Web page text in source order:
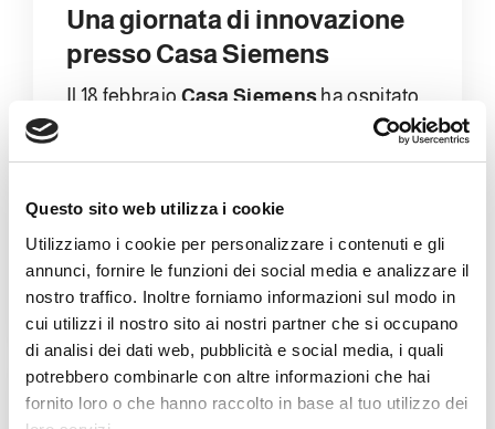
Questo sito web utilizza i cookie
Utilizziamo i cookie per personalizzare i contenuti e gli
annunci, fornire le funzioni dei social media e analizzare il
nostro traffico. Inoltre forniamo informazioni sul modo in
cui utilizzi il nostro sito ai nostri partner che si occupano
di analisi dei dati web, pubblicità e social media, i quali
potrebbero combinarle con altre informazioni che hai
fornito loro o che hanno raccolto in base al tuo utilizzo dei
Una giornata di innovazione
presso Casa Siemens
Il 18 febbraio Casa Siemens ha ospitato
Marchiani
confronto, iniziata con una
benvenutoche ha dato il via ai lavori.
详情
技术